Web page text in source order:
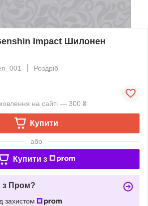
Impact Шилонен
Роздріб
на сайті — 300 ₴
Купити
або
Купити з
з Пром?
захистом